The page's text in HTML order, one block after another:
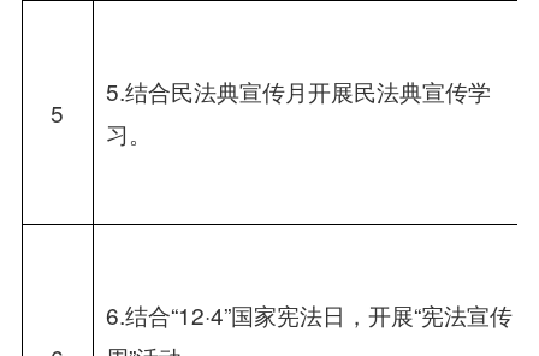
5
5.结合民法典宣传月开展民法典宣传学
习。
6.结合“12·4”国家宪法日，开展“宪法宣传